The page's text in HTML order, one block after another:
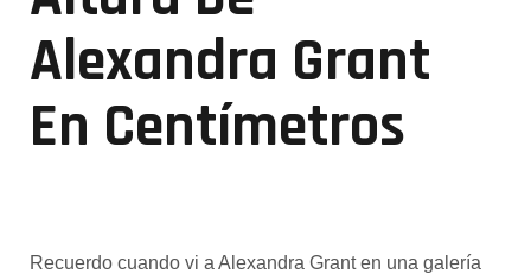
Alexandra Grant
En Centímetros
Recuerdo cuando vi a Alexandra Grant en una galería